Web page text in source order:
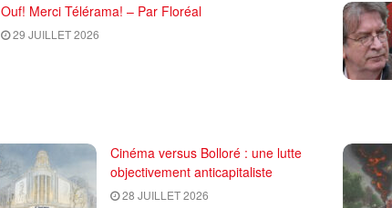
Ouf! Merci Télérama! – Par Floréal
29 JUILLET 2026
Cinéma versus Bolloré : une lutte
objectivement anticapitaliste
28 JUILLET 2026